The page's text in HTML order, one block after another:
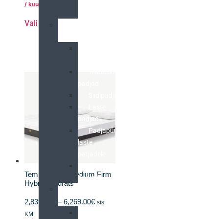
padjad
Padjapüürid
laste
padjad
/ kuus
Vali
Tempur Pro® Medium Firm
Hybrid madrats
2,839.00 – 6,269.00€ sis.
KM